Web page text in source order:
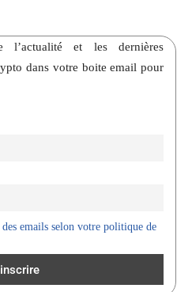
l’actualité et les dernières
dans votre boite email pour
emails selon votre politique de